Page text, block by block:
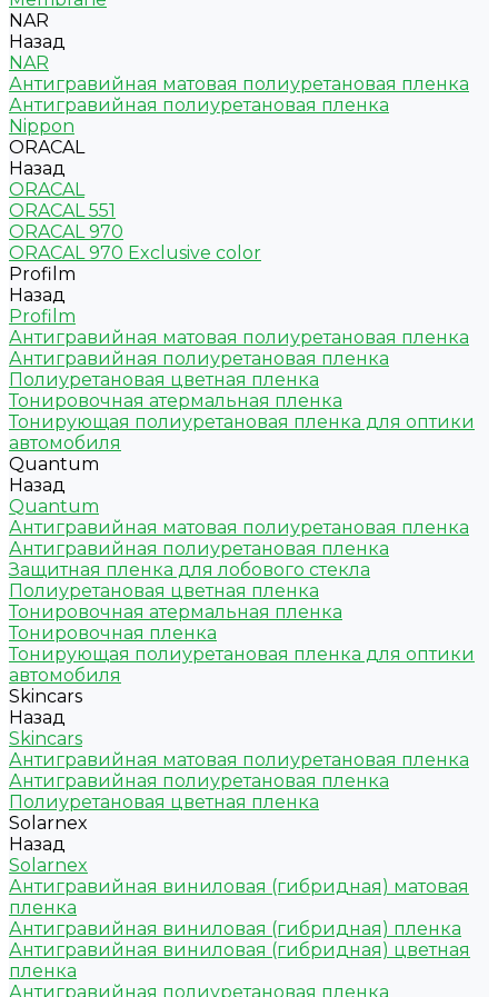
NAR
Назад
NAR
Антигравийная матовая полиуретановая пленка
Антигравийная полиуретановая пленка
Nippon
ORACAL
Назад
ORACAL
ORACAL 551
ORACAL 970
ORACAL 970 Exclusive color
Profilm
Назад
Profilm
Антигравийная матовая полиуретановая пленка
Антигравийная полиуретановая пленка
Полиуретановая цветная пленка
Тонировочная атермальная пленка
Тонирующая полиуретановая пленка для оптики
автомобиля
Quantum
Назад
Quantum
Антигравийная матовая полиуретановая пленка
Антигравийная полиуретановая пленка
Защитная пленка для лобового стекла
Полиуретановая цветная пленка
Тонировочная атермальная пленка
Тонировочная пленка
Тонирующая полиуретановая пленка для оптики
автомобиля
Skincars
Назад
Skincars
Антигравийная матовая полиуретановая пленка
Антигравийная полиуретановая пленка
Полиуретановая цветная пленка
Solarnex
Назад
Solarnex
Антигравийная виниловая (гибридная) матовая
пленка
Антигравийная виниловая (гибридная) пленка
Антигравийная виниловая (гибридная) цветная
пленка
Антигравийная полиуретановая пленка